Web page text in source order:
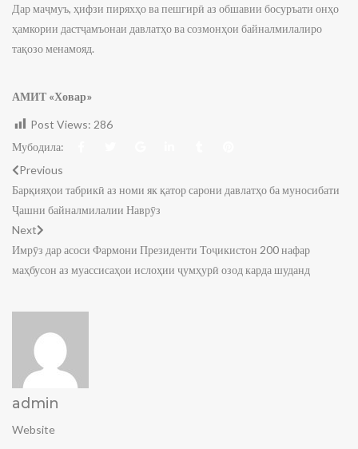
Дар маҷмуъ, ҳифзи пиряхҳо ва пешгирӣ аз обшавии босуръати онҳо
ҳамкории дастҷамъонаи давлатҳо ва созмонҳои байналмилалиро
тақозо менамояд.
АМИТ «Ховар»
Post Views: 286
Мубодила:
Previous
Барқияҳои табрикӣ аз номи як қатор сарони давлатҳо ба муносибати
Ҷашни байналмилалии Наврӯз
Next
Имрӯз дар асоси Фармони Президенти Тоҷикистон 200 нафар
маҳбусон аз муассисаҳои ислоҳии ҷумҳурӣ озод карда шуданд
admin
Website